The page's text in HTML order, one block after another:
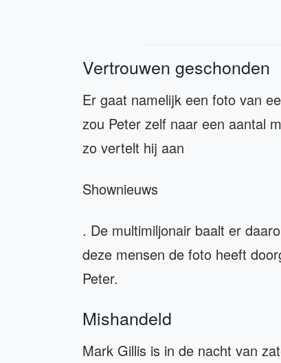
Vertrouwen geschonden
Er gaat namelijk een foto van
zou Peter zelf naar een aantal
zo vertelt hij aan
Shownieuws
. De multimiljonair baalt er
deze mensen de foto heeft
Peter.
Mishandeld
Mark Gillis is in de nacht van